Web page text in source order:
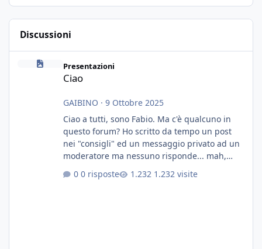
Discussioni
Presentazioni
Ciao
GAIBINO · 9 Ottobre 2025
Ciao a tutti, sono Fabio. Ma c'è qualcuno in
questo forum? Ho scritto da tempo un post
nei "consigli" ed un messaggio privato ad un
moderatore ma nessuno risponde... mah,
0 risposte 1.232 visite